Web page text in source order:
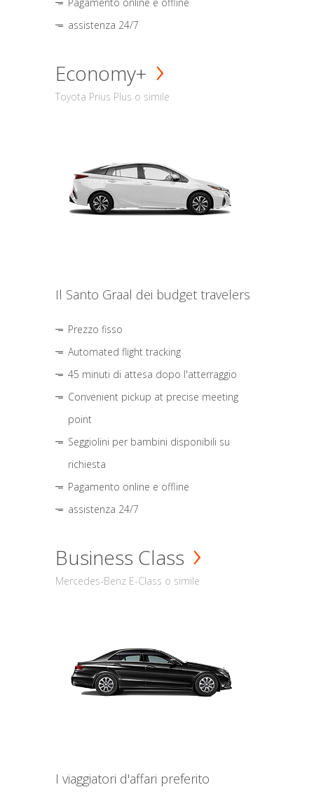
assistenza 24/7
Economy+
Toyota Prius Plus o simile
Il Santo Graal dei budget travelers
Prezzo fisso
Automated flight tracking
45 minuti di attesa dopo l'atterraggio
Convenient pickup at precise meeting
point
Seggiolini per bambini disponibili su
richiesta
Pagamento online e offline
assistenza 24/7
Business Class
Mercedes-Benz E-Class o simile
I viaggiatori d'affari preferito